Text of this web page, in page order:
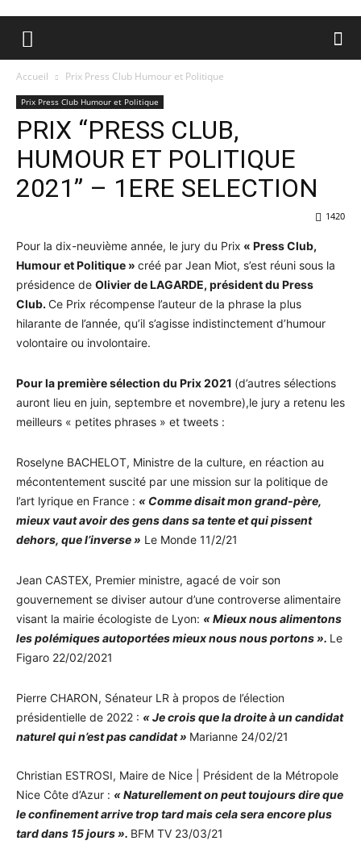
Accueil Prix Press Club Humour et Politique
Prix Press Club Humour et Politique
PRIX “PRESS CLUB,
HUMOUR ET POLITIQUE
2021” – 1ERE SELECTION
1420
Pour la dix-neuvième année, le jury du Prix « Press Club,
Humour et Politique » créé par Jean Miot, s’est réuni sous la
présidence de Olivier de LAGARDE, président du Press
Club. Ce Prix récompense l’auteur de la phrase la plus
hilarante de l’année, qu’il s’agisse indistinctement d’humour
volontaire ou involontaire.
Pour la première sélection du Prix 2021 (d’autres sélections
auront lieu en juin, septembre et novembre),le jury a retenu les
meilleurs « petites phrases » et tweets :
Roselyne BACHELOT, Ministre de la culture, en réaction au
mécontentement suscité par une mission sur la politique de
l’art lyrique en France : « Comme disait mon grand-père,
mieux vaut avoir des gens dans sa tente et qui pissent
dehors, que l’inverse » Le Monde 11/2/21
Jean CASTEX, Premier ministre, agacé de voir son
gouvernement se diviser autour d’une controverse alimentaire
visant la mairie écologiste de Lyon: « Mieux nous alimentons
les polémiques autoportées mieux nous nous portons ». Le
Figaro 22/02/2021
Pierre CHARON, Sénateur LR à propos de l’élection
présidentielle de 2022 : « Je crois que la droite à un candidat
naturel qui n’est pas candidat » Marianne 24/02/21
Christian ESTROSI, Maire de Nice | Président de la Métropole
Nice Côte d’Azur : « Naturellement on peut toujours dire que
le confinement arrive trop tard mais cela sera encore plus
tard dans 15 jours ». BFM TV 23/03/21